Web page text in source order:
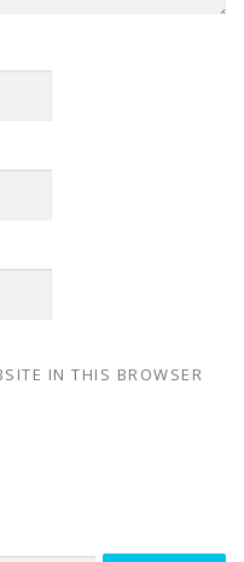
IN THIS BROWSER